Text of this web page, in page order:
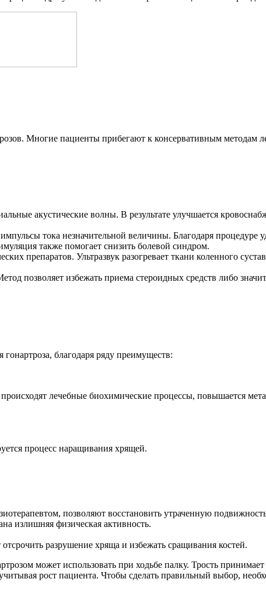
Многие пациенты прибегают к консервативным методам
акустические волны. В результате улучшается
тока незначительной величины. Благодаря процедуре
также помогает снизить болевой синдром.
препаратов. Ультразвук разогревает ткани коленного
позволяет избежать приема стероидных средств либо
благодаря ряду преимуществ:
лечебные биохимические процессы, повышается
процесс наращивания хрящей.
позволяют восстановить утраченную
излишняя физическая активность.
разрушение хряща и избежать сращивания костей.
может использовать при ходьбе палку. Трость принимает
рост пациента. Чтобы сделать правильный выбор,